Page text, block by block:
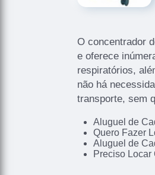
O concentrador
e oferece
respiratórios,
não há
transporte, sem
Aluguel de
Quero Fazer
Aluguel de
Preciso Locar